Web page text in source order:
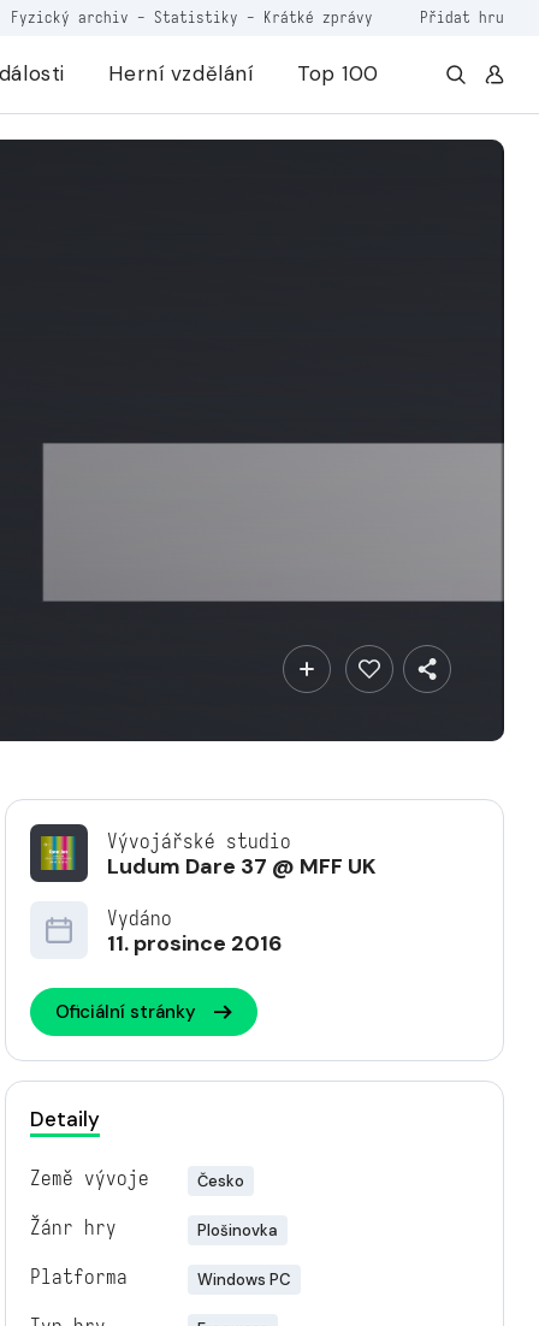
Fyzický archiv - Statistiky - Krátké zprávy Přidat hru
Herní vzdělání Top 100
Vývojářské studio
Ludum Dare 37 @ MFF UK
Vydáno
11. prosince 2016
Oficiální stránky
Detaily
Země vývoje Česko
Žánr hry Plošinovka
Platforma Windows PC